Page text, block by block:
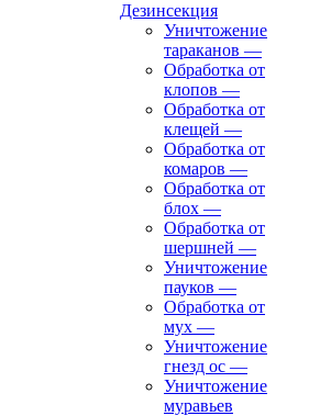
Дезинсекция
Уничтожение
тараканов —
Обработка от
клопов —
Обработка от
клещей —
Обработка от
комаров —
Обработка от
блох —
Обработка от
шершней —
Уничтожение
пауков —
Обработка от
мух —
Уничтожение
гнезд ос —
Уничтожение
муравьев